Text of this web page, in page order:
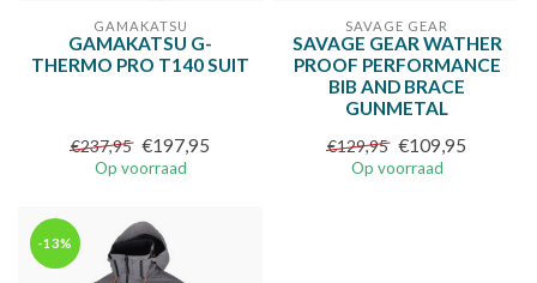
GAMAKATSU
GAMAKATSU G-
THERMO PRO T140 SUIT
€237,95 €197,95
Op voorraad
SAVAGE GEAR
SAVAGE GEAR WATHER
PROOF PERFORMANCE
BIB AND BRACE
GUNMETAL
€129,95 €109,95
Op voorraad
-13%